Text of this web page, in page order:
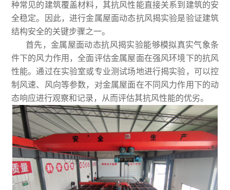
种常见的建筑覆盖材料，其抗风性能直接关系到建筑的安
全稳定。因此，进行金属屋面动态抗风揭实验是验证建筑
结构安全的关键步骤之一。
首先，金属屋面动态抗风揭实验能够模拟真实气象条
件下的风力作用，全面评估金属屋面在强风环境下的抗风
性能。通过在实验室或专业测试场地进行揭实验，可以控
制风速、风向等参数，对金属屋面在不同风力作用下的动
态响应进行观察和记录，从而评估其抗风性能的优劣。